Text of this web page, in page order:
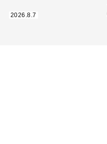
2026.8.7